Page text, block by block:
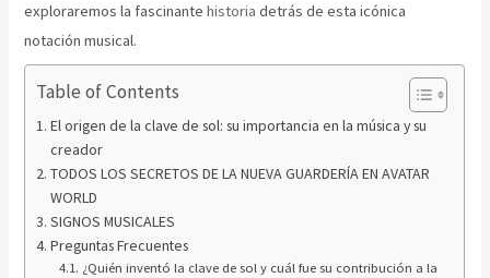
exploraremos la fascinantehistoria detrás de esta icónica
notación musical.
Table of Contents
El origen de la clave de sol: su importancia en la música y su
creador
TODOS LOS SECRETOS DE LA NUEVA GUARDERÍA EN AVATAR
WORLD
SIGNOS MUSICALES
Preguntas Frecuentes
¿Quién inventó la clave de sol y cuál fue su contribución a la